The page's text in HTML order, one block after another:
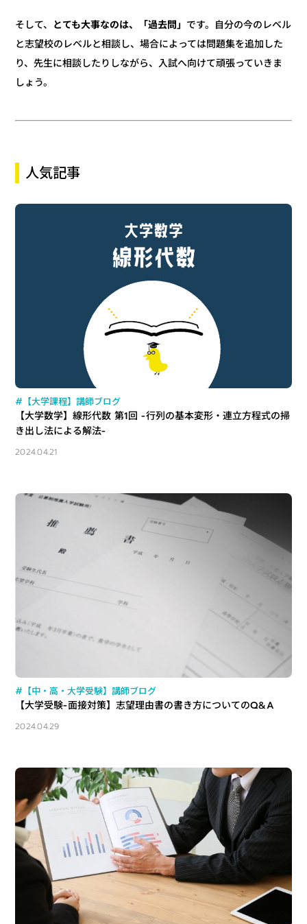
そして、 とても大事なのは、「過去問」 です。自分の今のレベル
と志望校のレベルと相談し、場合によっては問題集を追加した
り、先生に相談したりしながら、入試へ向けて頑張っていきま
しょう。
人気記事
#【大学課程】講師ブログ
【大学数学】線形代数 第1回 -行列の基本変形・連立方程式の掃
き出し法による解法-
2024.04.21
#【中・高・大学受験】講師ブログ
【大学受験-面接対策】志望理由書の書き方についてのQ&A
2024.04.29